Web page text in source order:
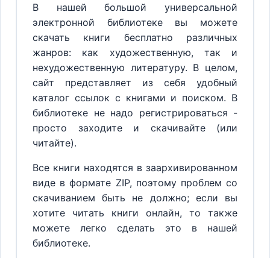
В нашей большой универсальной
электронной библиотеке вы можете
скачать книги бесплатно различных
жанров: как художественную, так и
нехудожественную литературу. В целом,
сайт представляет из себя удобный
каталог ссылок с книгами и поиском. В
библиотеке не надо регистрироваться -
просто заходите и скачивайте (или
читайте).
Все книги находятся в заархивированном
виде в формате ZIP, поэтому проблем со
скачиванием быть не должно; если вы
хотите читать книги онлайн, то также
можете легко сделать это в нашей
библиотеке.